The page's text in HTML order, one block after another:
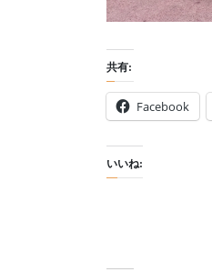
共有:
Facebook
いいね: